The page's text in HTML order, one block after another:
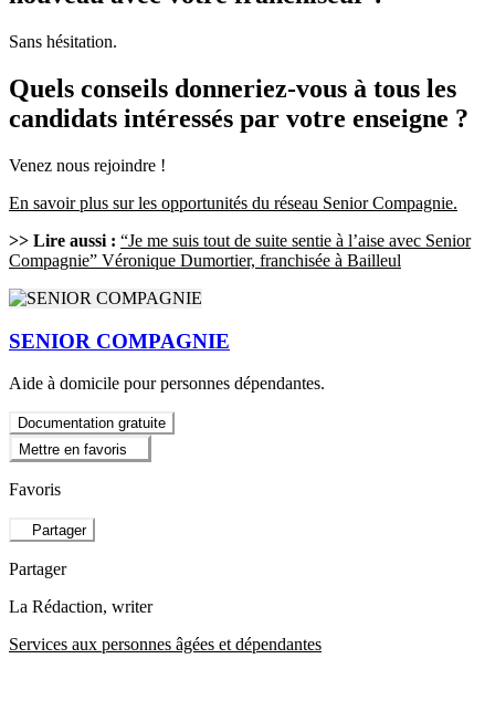
Sans hésitation.
Quels conseils donneriez-vous à tous les
candidats intéressés par votre enseigne ?
Venez nous rejoindre !
En savoir plus sur les opportunités du réseau Senior Compagnie.
>> Lire aussi : “Je me suis tout de suite sentie à l’aise avec Senior
Compagnie” Véronique Dumortier, franchisée à Bailleul
SENIOR COMPAGNIE
Aide à domicile pour personnes dépendantes.
Documentation gratuite
Mettre en favoris
Favoris
Partager
Partager
La Rédaction, writer
Services aux personnes âgées et dépendantes